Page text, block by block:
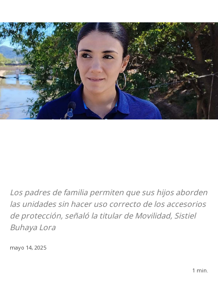
Los padres de familia permiten que sus hijos aborden
las unidades sin hacer uso correcto de los accesorios
de protección, señaló la titular de Movilidad, Sistiel
Buhaya Lora
mayo 14, 2025
1 min.